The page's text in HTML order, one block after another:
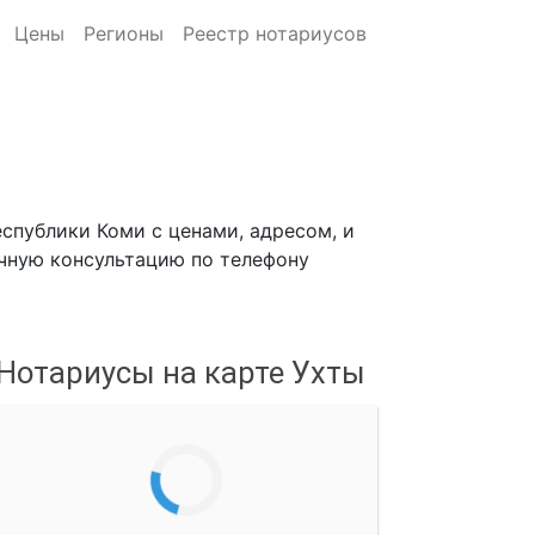
Цены Регионы Реестр нотариусов
Коми с ценами, адресом, и
консультацию по телефону
на карте Ухты